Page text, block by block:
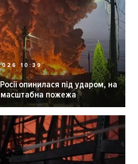
10:39
опинилася під ударом, на
масштабна пожежа